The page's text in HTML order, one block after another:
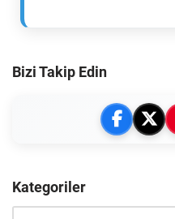
Bizi Takip Edin
Kategoriler